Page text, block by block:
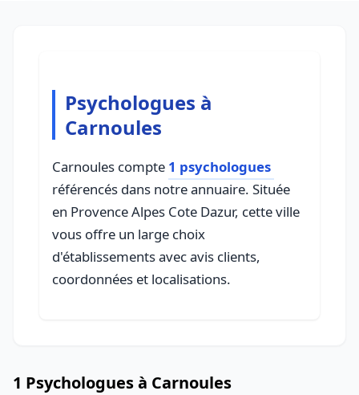
Psychologues à
Carnoules
Carnoules compte 1 psychologues
référencés dans notre annuaire. Située
en Provence Alpes Cote Dazur, cette ville
vous offre un large choix
d'établissements avec avis clients,
coordonnées et localisations.
1 Psychologues à Carnoules